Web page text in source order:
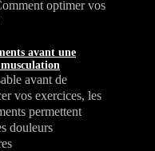
optimer vos
avant une
musculation
avant de
vos exercices, les
permettent
douleurs